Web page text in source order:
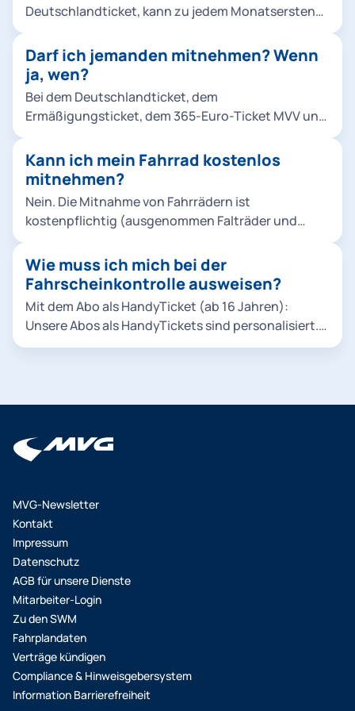
weiteren Vorteile des Deutschlandtickets und
Abomöglichkeiten.
Kundennummer" unter dem QR-Code angezeigt.
Verwendungszweck der entsprechenden
Abbuchung von Ihrem Bankkonto.
Deutschlandticket, kann zu jedem Monatsersten
vorheriges Abo zu kündigen. Der Wechsel
funktioniert ganz einfach im MVG-Kundenportal.
Darf ich jemanden mitnehmen? Wenn
ja, wen?
Bei dem Deutschlandticket, dem
Ermäßigungsticket, dem 365-Euro-Ticket MVV und
MVV Abo und im MVV Abo 9 Uhr können bis zu drei
Kinder (6 bis einschließlich 14 Jahre) oder alle
bis freitags ab 9 Uhr, samstags, sonn- und feiertags
ganztägig kostenlos mitgenommen werden.
Kann ich mein Fahrrad kostenlos
mitnehmen?
Nein. Die Mitnahme von Fahrrädern ist
kostenpflichtig (ausgenommen Falträder und
Fahrrad-Tageskarte. Alle Infos zur
Fahrradmitnahme im MVV
Wie muss ich mich bei der
Fahrscheinkontrolle ausweisen?
Mit dem Abo als HandyTicket (ab 16 Jahren):
Unsere Abos als HandyTickets sind personalisiert.
Eine Übertragung eines persönlichen HandyTickets
Smartphone und einen amtlichen Lichtbildausweis
aufrufen. Die Fahrscheinprüfer*innen scannen den
Ticket-Code mit einem mobilen Kontrollgerät. Das
aufgerufen werden. Mit dem Abo als Chipkarte: Bis
zum 15. Lebensjahr mit einem gültigen Ticket mit
muss zusätzlich zum Ticket ein Lichtbildausweis
(z. B. der Personalausweis) vorgezeigt werden.
Wenn Sie sich nicht ausweisen oder das
HandyTicket nicht öffnen können (z.B. bei leerem
Akku) bzw. die Chipkarte nicht vorzeigen können,
wird ein erhöhtes Beförderungsentgelt fällig. Wenn
Sie zum Zeitpunkt der Kontrolle ein gültiges Ticket
hatten, können Sie dieses innerhalb von 14 Tagen
MVG-Newsletter
Kontakt
Impressum
Datenschutz
AGB für unsere Dienste
Mitarbeiter-Login
Zu den SWM
Fahrplandaten
Verträge kündigen
Compliance & Hinweisgebersystem
Information Barrierefreiheit